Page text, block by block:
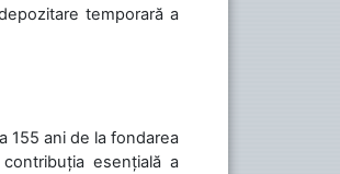
temporară a
155 ani de la fondarea
esențială a